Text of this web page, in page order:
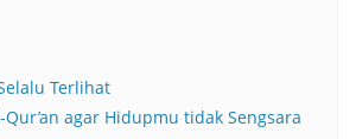
Terlihat
agar Hidupmu tidak Sengsara